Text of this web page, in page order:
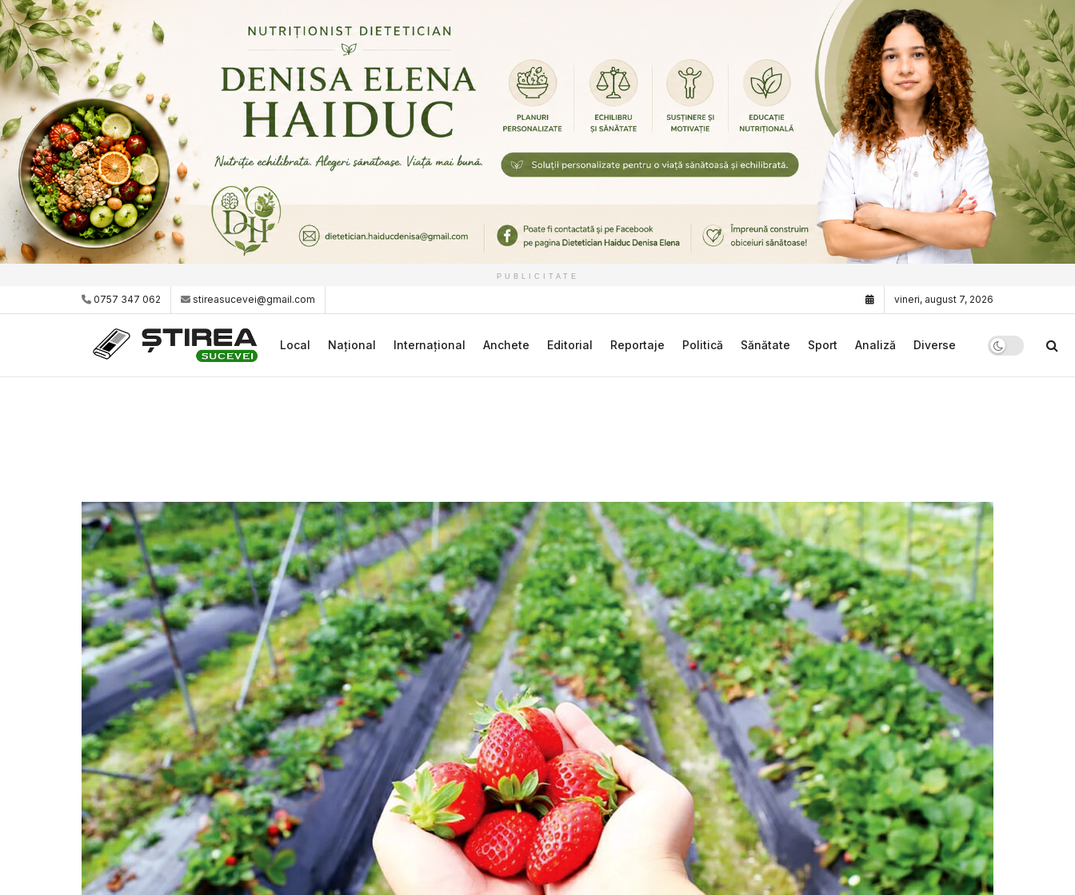
PUBLICITATE
0757 347 062 stireasucevei@gmail.com vineri, august 7, 2026
Local Național Internațional Anchete Editorial Reportaje Politică Sănătate Sport Analiză Diverse